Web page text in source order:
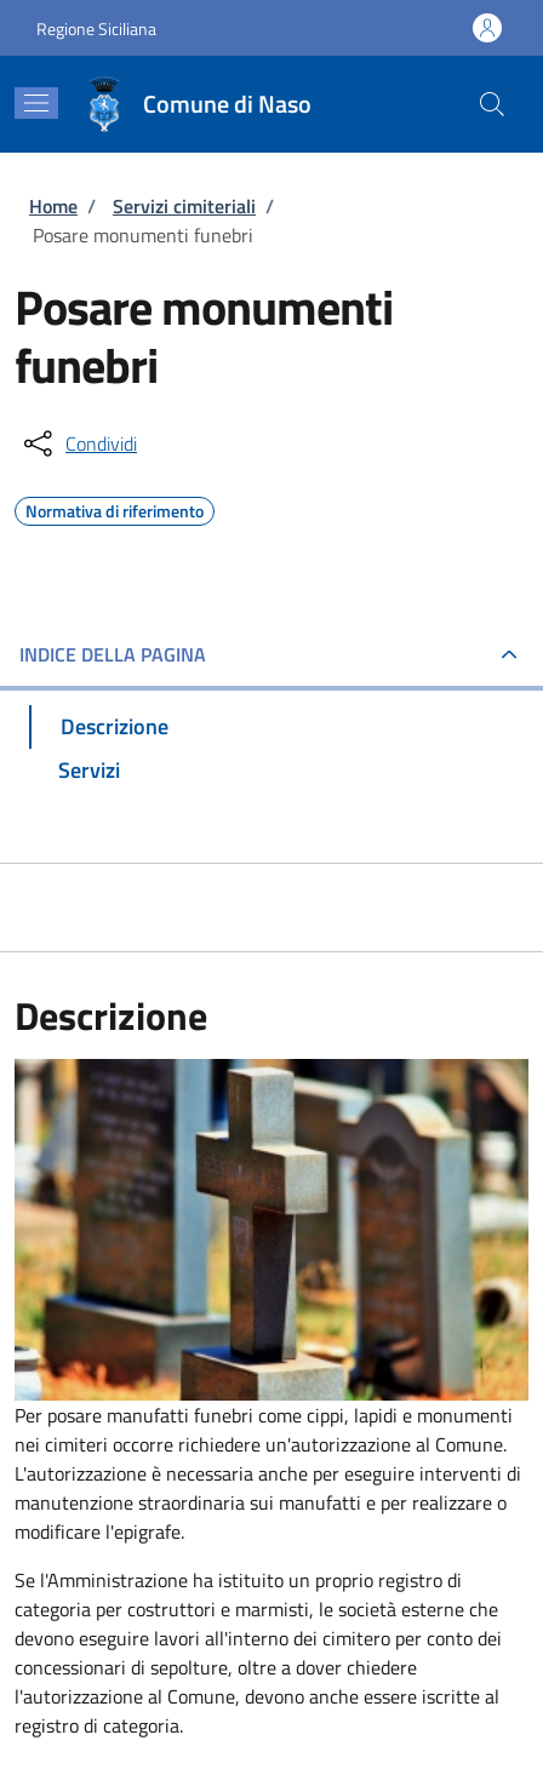
Regione Siciliana
Comune di Naso
Briciole di pane
Home / Servizi cimiteriali /
Posare monumenti funebri
Posare monumenti
funebri
Condividi
Normativa di riferimento
INDICE DELLA PAGINA
Descrizione
Servizi
Descrizione
Per posare manufatti funebri come cippi, lapidi e monumenti
nei cimiteri occorre richiedere un'autorizzazione al Comune.
L'autorizzazione è necessaria anche per eseguire interventi di
manutenzione straordinaria sui manufatti e per realizzare o
modificare l'epigrafe.
Se l'Amministrazione ha istituito un proprio registro di
categoria per costruttori e marmisti, le società esterne che
devono eseguire lavori all'interno dei cimitero per conto dei
concessionari di sepolture, oltre a dover chiedere
l'autorizzazione al Comune, devono anche essere iscritte al
registro di categoria.